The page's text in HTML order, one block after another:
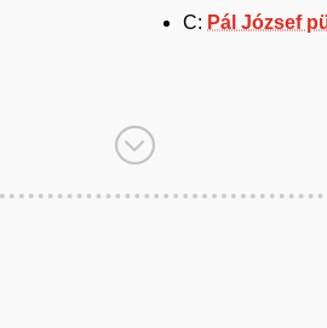
C: Pál József
;